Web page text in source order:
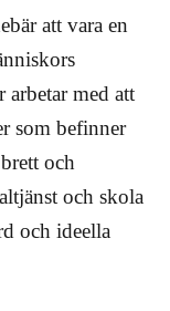
att vara en
med att
som befinner
och
och skola
och ideella